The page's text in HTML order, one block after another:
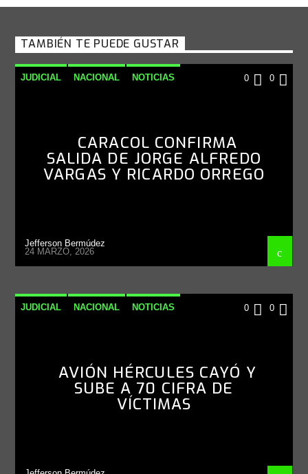
TAMBIÉN TE PUEDE GUSTAR
JUDICIAL NACIONAL NOTICIAS 0 0
CARACOL CONFIRMA
SALIDA DE JORGE ALFREDO
VARGAS Y RICARDO ORREGO
Jefferson Bermúdez
24 MARZO, 2026
JUDICIAL NACIONAL NOTICIAS 0 0
AVIÓN HÉRCULES CAYÓ Y
SUBE A 70 CIFRA DE
VÍCTIMAS